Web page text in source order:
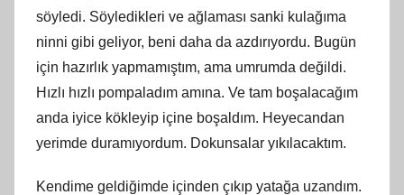
söyledi. Söyledikleri ve ağlaması sanki kulağıma
ninni gibi geliyor, beni daha da azdırıyordu. Bugün
için hazırlık yapmamıştım, ama umrumda değildi.
Hızlı hızlı pompaladım amına. Ve tam boşalacağım
anda iyice kökleyip içine boşaldım. Heyecandan
yerimde duramıyordum. Dokunsalar yıkılacaktım.
Kendime geldiğimde içinden çıkıp yatağa uzandım.